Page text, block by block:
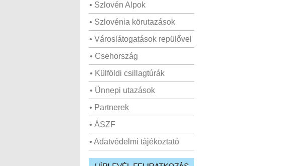
• Szlovén Alpok
• Szlovénia körutazások
• Városlátogatások repülővel
• Csehország
• Külföldi csillagtúrák
• Ünnepi utazások
• Partnerek
• ÁSZF
• Adatvédelmi tájékoztató